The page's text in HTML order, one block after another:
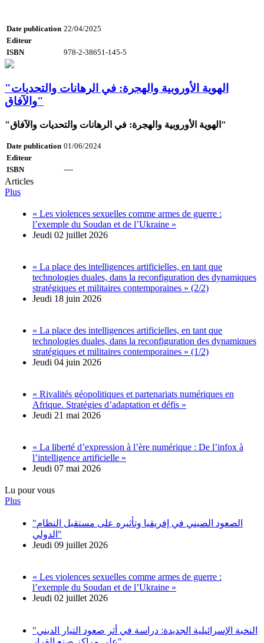
Date publication 22/04/2025
Editeur
ISBN
978-2-38651-145-5
"الهوية الأوروبية والهجرة: في الرهانات والتحديات
والآفاق"
"الهوية الأوروبية والهجرة: في الرهانات والتحديات والآفاق"
Date publication 01/06/2024
Editeur
ISBN
----
Articles
Plus
« Les violences sexuelles comme armes de guerre :
l’exemple du Soudan et de l’Ukraine »
Jeudi 02 juillet 2026
« La place des intelligences artificielles, en tant que
technologies duales, dans la reconfiguration des dynamiques
stratégiques et militaires contemporaines » (2/2)
Jeudi 18 juin 2026
« La place des intelligences artificielles, en tant que
technologies duales, dans la reconfiguration des dynamiques
stratégiques et militaires contemporaines » (1/2)
Jeudi 04 juin 2026
« Rivalités géopolitiques et partenariats numériques en
Afrique. Stratégies d’adaptation et défis »
Jeudi 21 mai 2026
« La liberté d’expression à l’ère numérique : De l’infox à
l’intelligence artificielle »
Jeudi 07 mai 2026
Lu pour vous
Plus
"الصعود الصيني في إفريقيا وتأثيره على مستقبل النظام
الدولي"
Jeudi 09 juillet 2026
« Les violences sexuelles comme armes de guerre :
l’exemple du Soudan et de l’Ukraine »
Jeudi 02 juillet 2026
"النخبة الإسرائيلية الجديدة: دراسة في أثر صعود التيار الديني